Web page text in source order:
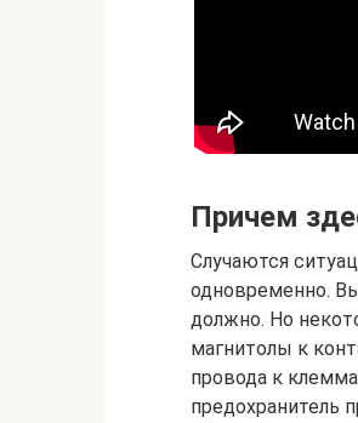
Причем
Случаются
одновременно.
должно. Но
магнитолы к
провода к
предохранитель